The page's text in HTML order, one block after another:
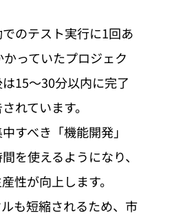
のテスト実行に1回あ
っていたプロジェク
15〜30分以内に完了
れています。
すべき「機能開発」
を使えるようになり、
性が向上します。
も短縮されるため、市